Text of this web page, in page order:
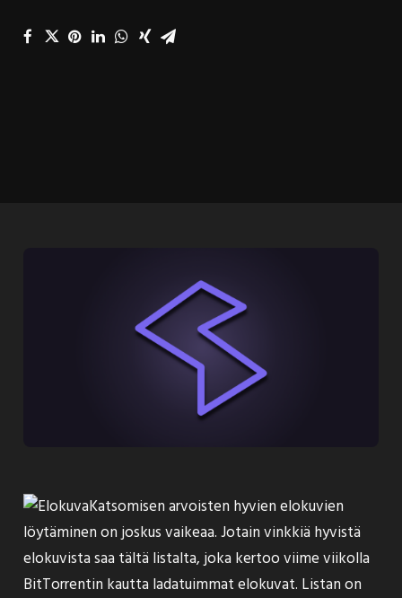
Katsomisen arvoisten hyvien elokuvien
löytäminen on joskus vaikeaa. Jotain vinkkiä hyvistä
elokuvista saa tältä listalta, joka kertoo viime viikolla
BitTorrentin kautta ladatuimmat elokuvat. Listan on